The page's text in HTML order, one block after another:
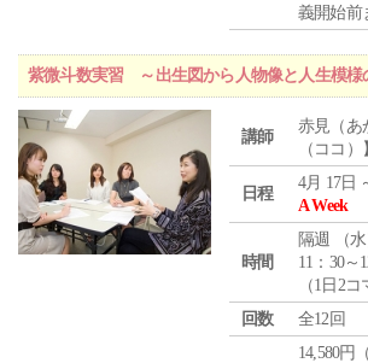
義開始前
紫微斗数実習 ～出生図から人物像と人生模様
講師
赤見（
（ココ）】
日程
4月 17日
A Week
時間
隔週 （水
11：30～
（1日2コ
回数
全12回
14,580円